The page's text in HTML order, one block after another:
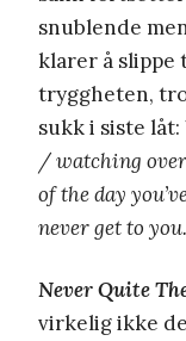
snublende
klarer å slippe
tryggheten,
sukk i siste låt:
/ watching
of the day
never get to you.
Never Quite
virkelig ikke